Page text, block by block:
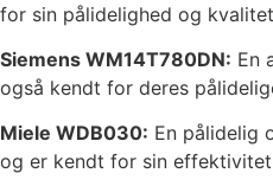
for sin pålidelighed og
Siemens WM14T780DN: En
også kendt for deres
Miele WDB030: En pålidelig
og er kendt for sin